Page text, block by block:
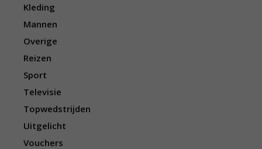
Kleding
Mannen
Overige
Reizen
Sport
Televisie
Topwedstrijden
Uitgelicht
Vouchers